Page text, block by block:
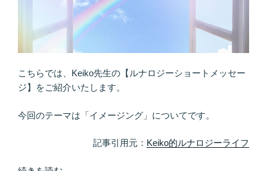
こちらでは、Keiko先生の【ルナロジーショートメッセー
ジ】をご紹介いたします。
今回のテーマは「イメージング」についてです。
記事引用元： Keiko的ルナロジーライフ